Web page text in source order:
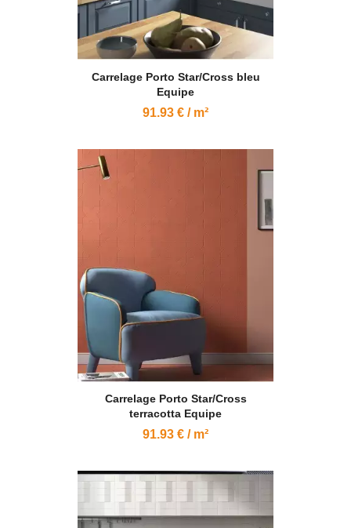
Carrelage Porto Star/Cross bleu
Equipe
91.93 € / m²
Carrelage Porto Star/Cross
terracotta Equipe
91.93 € / m²